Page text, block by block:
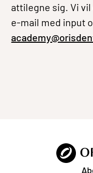
attilegne sig. Vi
e-mail med input